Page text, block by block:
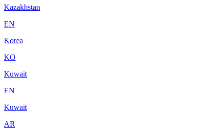
Kazakhstan
EN
Korea
KO
Kuwait
EN
Kuwait
AR